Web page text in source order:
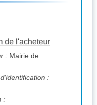
de l'acheteur
: Mairie de
:
: